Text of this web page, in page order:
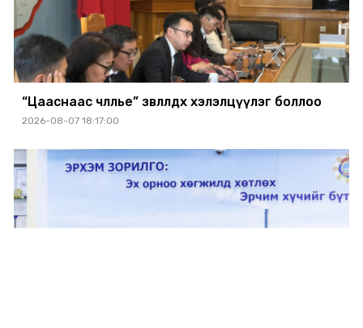
“Цааснаас чөлөөлье” зөвлөлдөх хэлэлцүүлэг боллоо
2026-08-07 18:17:00